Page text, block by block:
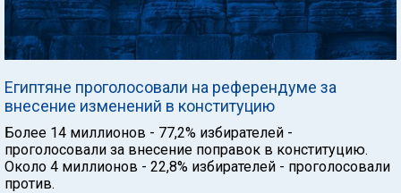
Египтяне проголосовали на референдуме за
внесение изменений в конституцию
Более 14 миллионов - 77,2% избирателей -
проголосовали за внесение поправок в конституцию.
Около 4 миллионов - 22,8% избирателей - проголосовали
против.